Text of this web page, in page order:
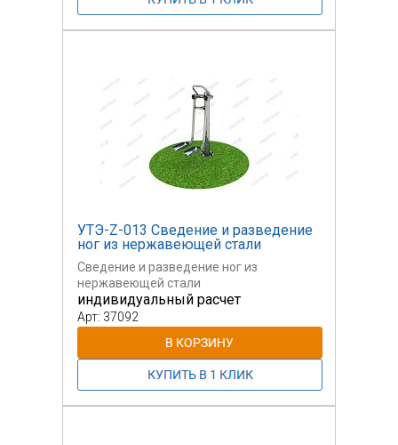
УТЭ-Z-013 Сведение и разведение
ног из нержавеющей стали
Сведение и разведение ног из
нержавеющей стали
индивидуальный расчет
Арт: 37092